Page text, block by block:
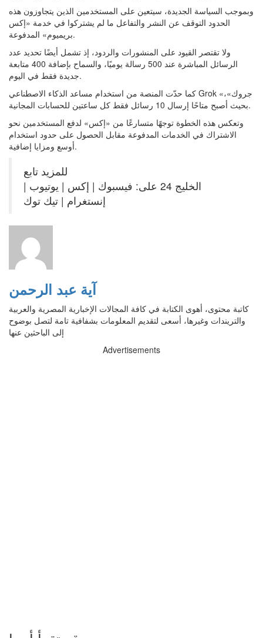
وبموجب السياسة الجديدة، سيتعين على المستخدمين الذين يتجاوزون هذه
الحدود التوقف عن النشر والتفاعل ما لم يشتركوا في خدمة «إكس
بريميوم» المدفوعة.
ولا تقتصر القيود على المنشورات والردود، إذ تشمل أيضًا تحديد عدد
الرسائل المباشرة عند 500 رسالة يوميًا، والسماح بإضافة 400 متابعة
جديدة فقط في اليوم.
كما حدّت المنصة من استخدام مساعد الذكاء الاصطناعي Grok «جروك»،
بحيث أصبح متاحًا إرسال 10 رسائل فقط كل ساعتين للحسابات المجانية.
وتعكس هذه الخطوة توجهًا متسارعًا من «إكس» لدفع المستخدمين نحو
الاشتراك في الخدمات المدفوعة مقابل الحصول على حدود استخدام
أوسع ومزايا إضافية.
للمزيد تابع
الخليج 24 على: فيسبوك | إكس | يوتيوب |
إنستغرام | تيك توك
آية عبد الرحمن
كاتبة محتوى، أهوى الكتابة في كافة المجالات الإخبارية المصرية والعربية
والتريندات وغيرها، أسعى لتقديم المعلومات بشفافية تامة لتصل بوضوح
إلى الباحثين عنها
Advertisements